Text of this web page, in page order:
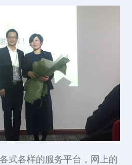
式各样的服务平台，网上的